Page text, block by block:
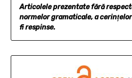
Articolele prezentate fără
normelor gramaticale, a
fi respinse.